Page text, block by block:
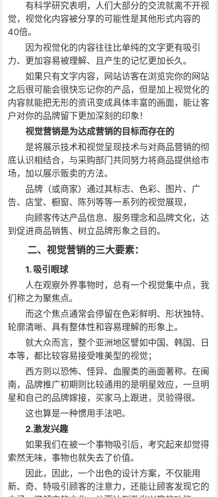
有科学研究表明，人们大部分的交流就离不开视
觉，视觉化内容被分享的可能性是其他形式内容的
40倍。
因为视觉化的内容往往比单纯的文字更有吸引
力、更加容易被理解、且产生的记忆更加长久。
如果只有文字内容，网站访客在浏览完你的网站
之后很可能会很快忘记你的产品，但是加上视觉化的
内容就能把无形的资讯变成具体丰富的画面，能让客
户对你的品牌留下更加深刻的印象！
视觉营销是为达成营销的目标而存在的
是将展示技术和视觉呈现技术与对商品营销的彻
底认识相结合，与采购部门共同努力将商品提供给市
场，加以展示贩卖的方法。
品牌（或商家）通过其标志、色彩、图片、广
告、店堂、橱窗、陈列等等一系列的视觉展现，
向顾客传达产品信息、服务理念和品牌文化，达
到促进商品销售、树立品牌形象之目的。
二、视觉营销的三大要素：
1. 吸引眼球
人在观察外界事物时，总有一个视觉集中点，我
们称之为聚焦点。
而这个焦点通常会停留在色彩鲜明、形状独特、
轮廓清晰、具有整体性和容易理解的形象上。
就大众而言，整个亚洲地区譬如中国、韩国、日
本等，都比较容易接受唯美型的视觉；
西方则以恐怖、怪异、血腥类的画面著称。在闽
南，品牌推广初期则比较通用的是明星效应，一旦明
星和自己的品牌嫁接，买家马上跟进，灵验得很。
这也算是一种惯用手法吧。
2.激发兴趣
如果我们在被一个事物吸引后，考究起来却觉得
索然无味，事物也就失去了价值。
因此，因此，一个出色的设计方案，不仅能用
新、奇、特吸引顾客的注意力，还能让顾客发现它的